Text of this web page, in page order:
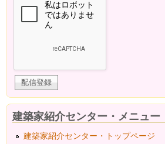
建築家紹介センター・メニュー
建築家紹介センター・トップページ